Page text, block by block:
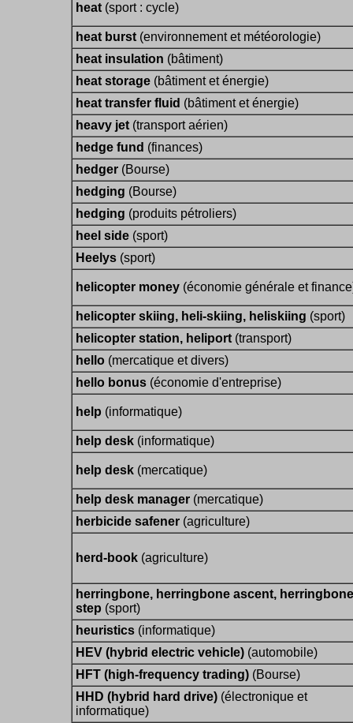
heat (sport : cycle)
heat burst (environnement et météorologie)
heat insulation (bâtiment)
heat storage (bâtiment et énergie)
heat transfer fluid (bâtiment et énergie)
heavy jet (transport aérien)
hedge fund (finances)
hedger (Bourse)
hedging (Bourse)
hedging (produits pétroliers)
heel side (sport)
Heelys (sport)
helicopter money (économie générale et
helicopter skiing, heli-skiing, heliskiing (sport)
helicopter station, heliport (transport)
hello (mercatique et divers)
hello bonus (économie d'entreprise)
help (informatique)
help desk (informatique)
help desk (mercatique)
help desk manager (mercatique)
herbicide safener (agriculture)
herd-book (agriculture)
herringbone, herringbone ascent, herringbone
step (sport)
heuristics (informatique)
HEV (hybrid electric vehicle) (automobile)
HFT (high-frequency trading) (Bourse)
HHD (hybrid hard drive) (électronique et
informatique)